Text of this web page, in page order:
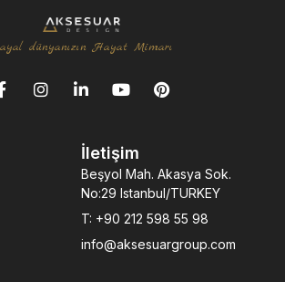
dünyanızın Hayat Mimarı
F
a
I
n
L
i
e
d
i
n
-
n
Y
o
u
b
e
P
i
r
e
s
t
İletişim
Beşyol Mah. Akasya Sok.
No:29 Istanbul/TURKEY
T: +90 212 598 55 98
info@aksesuargroup.com